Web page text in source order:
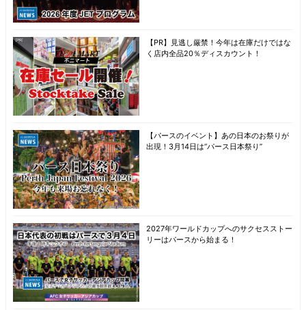
【PR】見逃し厳禁！今年は在庫だけではな
く店内全品20％ディスカウント！
【パースのイベント】あの日本のお祭りが
出現！3月14日は“パース日本祭り”
2027年ワールドカップへのサクセスストー
リーはパースから始まる！